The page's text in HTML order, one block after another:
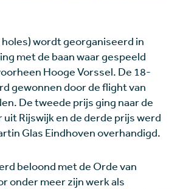
holes) wordt georganiseerd in
met de baan waar gespeeld
Hooge Vorssel. De 18-
gewonnen door de flight van
De tweede prijs ging naar de
Rijswijk en de derde prijs werd
Glas Eindhoven overhandigd.
beloond met de Orde van
onder meer zijn werk als